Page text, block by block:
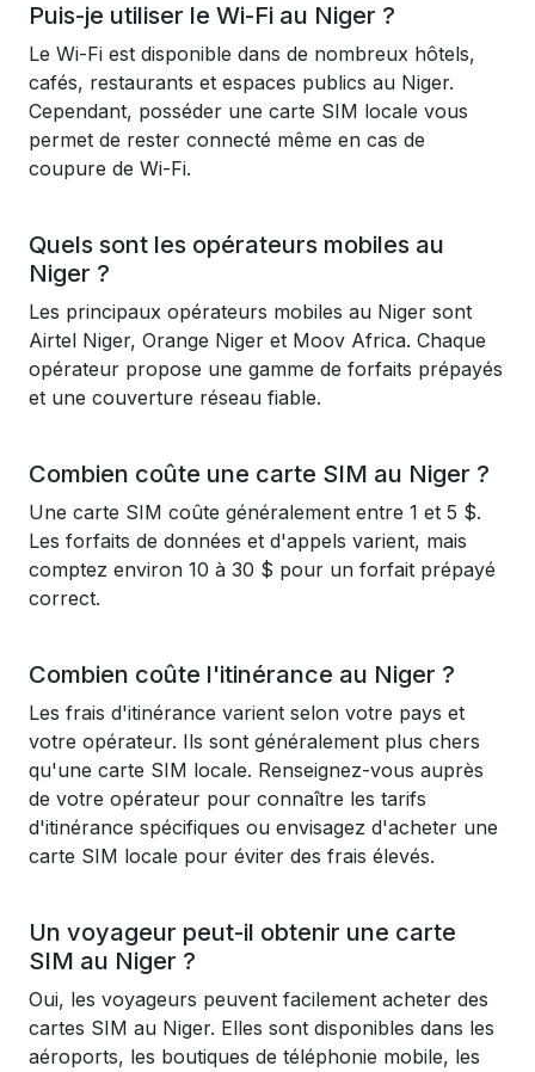
Puis-je utiliser le Wi-Fi au Niger ?
Le Wi-Fi est disponible dans de nombreux hôtels,
cafés, restaurants et espaces publics au Niger.
Cependant, posséder une carte SIM locale vous
permet de rester connecté même en cas de
coupure de Wi-Fi.
Quels sont les opérateurs mobiles au
Niger ?
Les principaux opérateurs mobiles au Niger sont
Airtel Niger, Orange Niger et Moov Africa. Chaque
opérateur propose une gamme de forfaits prépayés
et une couverture réseau fiable.
Combien coûte une carte SIM au Niger ?
Une carte SIM coûte généralement entre 1 et 5 $.
Les forfaits de données et d'appels varient, mais
comptez environ 10 à 30 $ pour un forfait prépayé
correct.
Combien coûte l'itinérance au Niger ?
Les frais d'itinérance varient selon votre pays et
votre opérateur. Ils sont généralement plus chers
qu'une carte SIM locale. Renseignez-vous auprès
de votre opérateur pour connaître les tarifs
d'itinérance spécifiques ou envisagez d'acheter une
carte SIM locale pour éviter des frais élevés.
Un voyageur peut-il obtenir une carte
SIM au Niger ?
Oui, les voyageurs peuvent facilement acheter des
cartes SIM au Niger. Elles sont disponibles dans les
aéroports, les boutiques de téléphonie mobile, les